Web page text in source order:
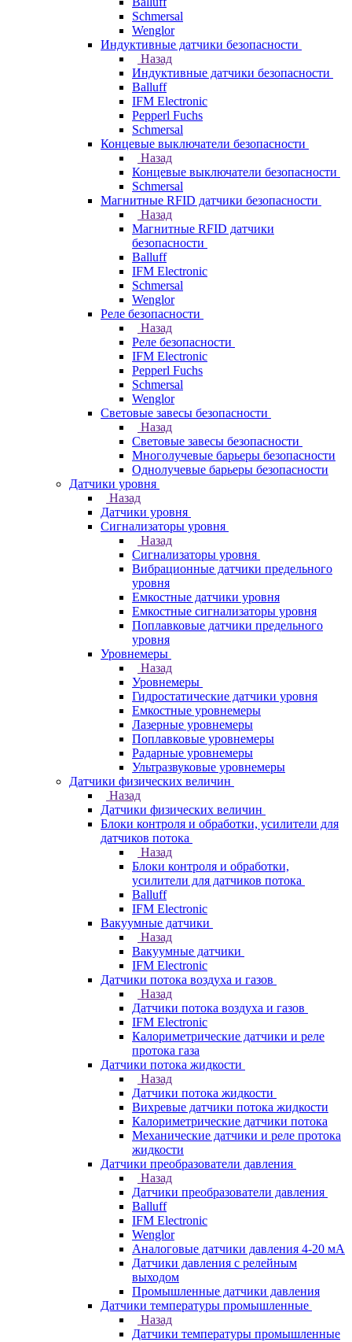
Schmersal
Wenglor
Индуктивные датчики безопасности
Назад
Индуктивные датчики безопасности
Balluff
IFM Electronic
Pepperl Fuchs
Schmersal
Концевые выключатели безопасности
Назад
Концевые выключатели безопасности
Schmersal
Магнитные RFID датчики безопасности
Назад
Магнитные RFID датчики
безопасности
Balluff
IFM Electronic
Schmersal
Wenglor
Реле безопасности
Назад
Реле безопасности
IFM Electronic
Pepperl Fuchs
Schmersal
Wenglor
Световые завесы безопасности
Назад
Световые завесы безопасности
Многолучевые барьеры безопасности
Однолучевые барьеры безопасности
Датчики уровня
Назад
Датчики уровня
Сигнализаторы уровня
Назад
Сигнализаторы уровня
Вибрационные датчики предельного
уровня
Емкостные датчики уровня
Емкостные сигнализаторы уровня
Поплавковые датчики предельного
уровня
Уровнемеры
Назад
Уровнемеры
Гидростатические датчики уровня
Емкостные уровнемеры
Лазерные уровнемеры
Поплавковые уровнемеры
Радарные уровнемеры
Ультразвуковые уровнемеры
Датчики физических величин
Назад
Датчики физических величин
Блоки контроля и обработки, усилители для
датчиков потока
Назад
Блоки контроля и обработки,
усилители для датчиков потока
Balluff
IFM Electronic
Вакуумные датчики
Назад
Вакуумные датчики
IFM Electronic
Датчики потока воздуха и газов
Назад
Датчики потока воздуха и газов
IFM Electronic
Калориметрические датчики и реле
протока газа
Датчики потока жидкости
Назад
Датчики потока жидкости
Вихревые датчики потока жидкости
Калориметрические датчики потока
Механические датчики и реле протока
жидкости
Датчики преобразователи давления
Назад
Датчики преобразователи давления
Balluff
IFM Electronic
Wenglor
Аналоговые датчики давления 4-20 мА
Датчики давления с релейным
выходом
Промышленные датчики давления
Датчики температуры промышленные
Назад
Датчики температуры промышленные